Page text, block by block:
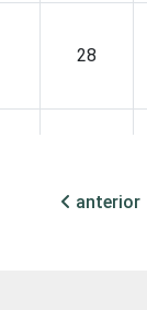
28
anterior